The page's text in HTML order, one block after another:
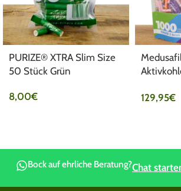
PURIZE® XTRA Slim Size
50 Stück Grün
8,00€
129,95€
Bock auf ehrliche Beratung?Chat